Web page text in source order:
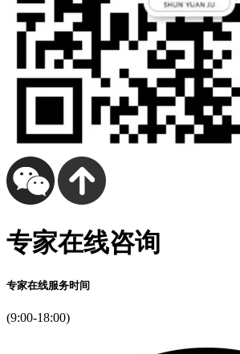
专家在线咨询
专家在线服务时间
(9:00-18:00)